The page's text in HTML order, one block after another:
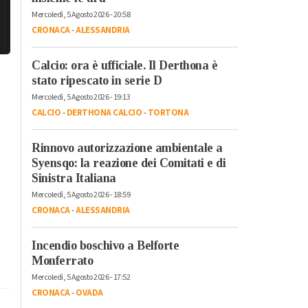
Mercoledì, 5 Agosto 2026 - 20:58
CRONACA-ALESSANDRIA
Calcio: ora è ufficiale. Il Derthona è
stato ripescato in serie D
Mercoledì, 5 Agosto 2026 - 19:13
CALCIO-DERTHONA CALCIO-TORTONA
Rinnovo autorizzazione ambientale a
Syensqo: la reazione dei Comitati e di
Sinistra Italiana
Mercoledì, 5 Agosto 2026 - 18:59
CRONACA-ALESSANDRIA
Incendio boschivo a Belforte
Monferrato
Mercoledì, 5 Agosto 2026 - 17:52
CRONACA-OVADA